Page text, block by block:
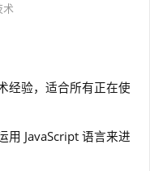
术
经验，适合所有正在使
用 JavaScript 语言来进